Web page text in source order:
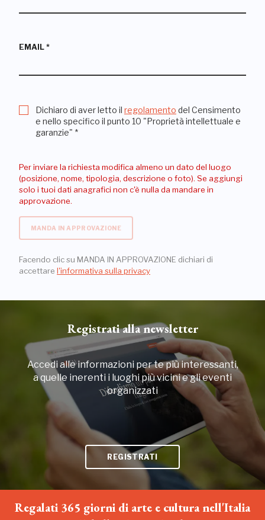
EMAIL *
Dichiaro di aver letto il regolamento del Censimento
e nello specifico il punto 10 "Proprietà intellettuale e
garanzie" *
Per inviare la richiesta modifica almeno un dato del luogo
(posizione, nome, tipologia, descrizione o foto). Se aggiungi
solo i tuoi dati anagrafici non c'è nulla da mandare in
approvazione.
MANDA IN APPROVAZIONE
Facendo clic su MANDA IN APPROVAZIONE dichiari di
accettare l'informativa sulla privacy
Registrati alla newsletter
Accedi alle informazioni per te più interessanti,
a quelle inerenti i luoghi più vicini e gli eventi
organizzati
REGISTRATI
Regalati 365 giorni di arte e cultura nell'Italia